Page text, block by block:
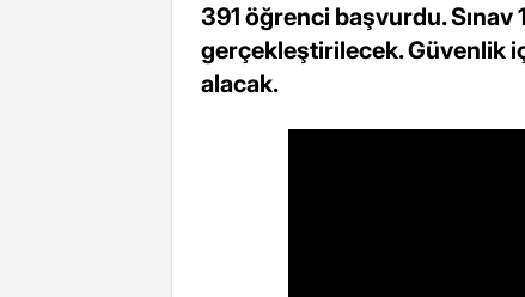
391 öğrenci başvurdu.
gerçekleştirilecek. Güvenlik
alacak.